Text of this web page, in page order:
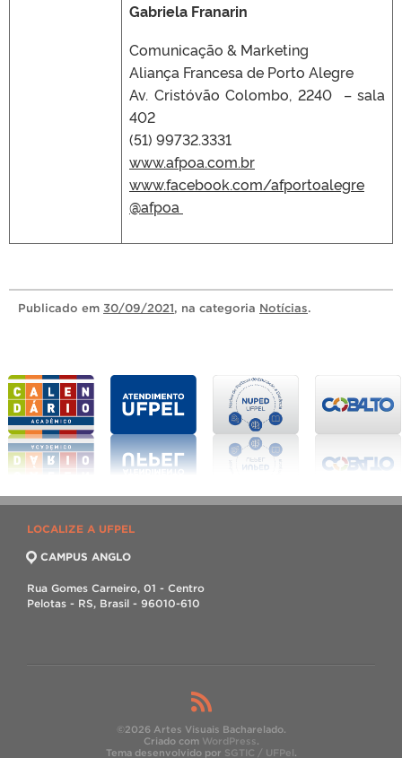
Gabriela Franarin
Comunicação & Marketing
Aliança Francesa de Porto Alegre
Av. Cristóvão Colombo, 2240 – sala
402
(51) 99732.3331
www.afpoa.com.br
www.facebook.com/afportoalegre
@afpoa
Publicado em 30/09/2021, na categoria Notícias.
LOCALIZE A UFPEL
CAMPUS ANGLO
Rua Gomes Carneiro, 01 - Centro
Pelotas - RS, Brasil - 96010-610
©2026 Artes Visuais Bacharelado.
Criado com WordPress.
Tema desenvolvido por SGTIC / UFPel .